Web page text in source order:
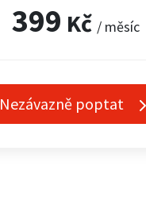
399 Kč / měsíc
Nezávazně poptat